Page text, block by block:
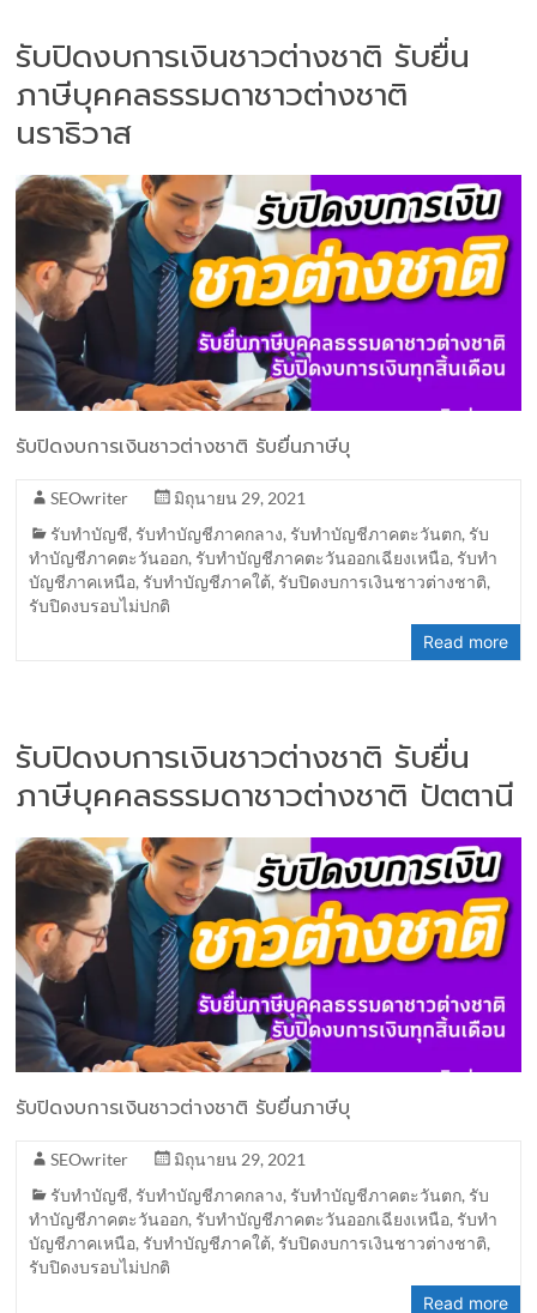
รับปิดงบการเงินชาวต่างชาติ รับยื่น
ภาษีบุคคลธรรมดาชาวต่างชาติ
นราธิวาส
รับปิดงบการเงินชาวต่างชาติ รับยื่นภาษีบุ
SEOwriter
มิถุนายน 29, 2021
รับทำบัญชี, รับทำบัญชีภาคกลาง, รับทำบัญชีภาคตะวันตก, รับ
ทำบัญชีภาคตะวันออก, รับทำบัญชีภาคตะวันออกเฉียงเหนือ, รับทำ
บัญชีภาคเหนือ, รับทำบัญชีภาคใต้, รับปิดงบการเงินชาวต่างชาติ,
รับปิดงบรอบไม่ปกติ
Read more
รับปิดงบการเงินชาวต่างชาติ รับยื่น
ภาษีบุคคลธรรมดาชาวต่างชาติ ปัตตานี
รับปิดงบการเงินชาวต่างชาติ รับยื่นภาษีบุ
SEOwriter
มิถุนายน 29, 2021
รับทำบัญชี, รับทำบัญชีภาคกลาง, รับทำบัญชีภาคตะวันตก, รับ
ทำบัญชีภาคตะวันออก, รับทำบัญชีภาคตะวันออกเฉียงเหนือ, รับทำ
บัญชีภาคเหนือ, รับทำบัญชีภาคใต้, รับปิดงบการเงินชาวต่างชาติ,
รับปิดงบรอบไม่ปกติ
Read more